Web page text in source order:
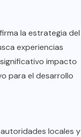
la estrategia del
experiencias
impacto
para el desarrollo
locales y